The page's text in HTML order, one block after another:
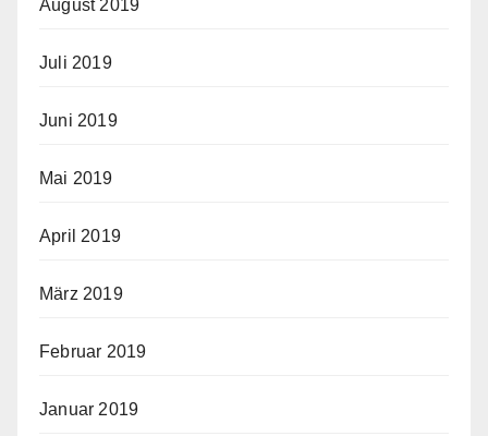
August 2019
Juli 2019
Juni 2019
Mai 2019
April 2019
März 2019
Februar 2019
Januar 2019